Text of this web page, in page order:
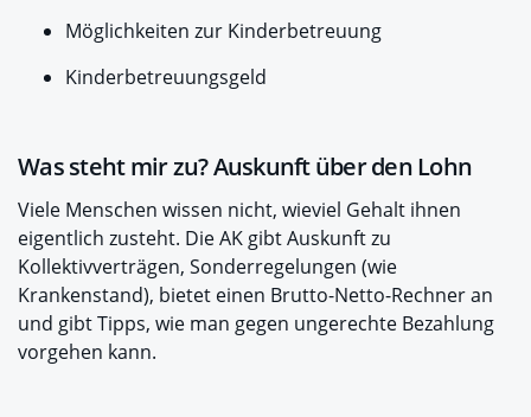
Möglichkeiten zur Kinderbetreuung
Kinderbetreuungsgeld
Was steht mir zu? Auskunft über den Lohn
Viele Menschen wissen nicht, wieviel Gehalt ihnen
eigentlich zusteht. Die AK gibt Auskunft zu
Kollektivverträgen, Sonderregelungen (wie
Krankenstand), bietet einen Brutto-Netto-Rechner an
und gibt Tipps, wie man gegen ungerechte Bezahlung
vorgehen kann.